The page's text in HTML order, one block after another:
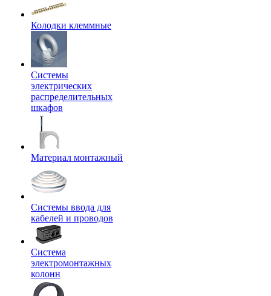
Колодки клеммные
Системы
электрических
распределительных
шкафов
Материал монтажный
Системы ввода для
кабелей и проводов
Система
электромонтажных
колонн